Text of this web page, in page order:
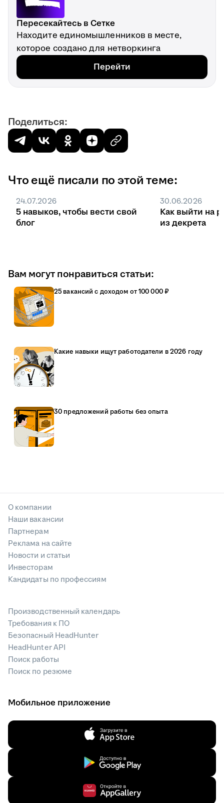
Пересекайтесь в Сетке
Находите единомышленников в месте,
которое создано для нетворкинга
Перейти
Поделиться:
Что ещё писали по этой теме:
24.07.2026
5 навыков, чтобы вести свой
блог
30.06.2026
Как выйти на
из декрета
Вам могут понравиться статьи:
25 вакансий с доходом от 100 000 ₽
Какие навыки ищут работодатели в 2026 году
30 предложений работы без опыта
О компании
Наши вакансии
Партнерам
Реклама на сайте
Новости и статьи
Инвесторам
Кандидаты по профессиям
Производственный календарь
Требования к ПО
Безопасный HeadHunter
HeadHunter API
Поиск работы
Поиск по резюме
Мобильное приложение